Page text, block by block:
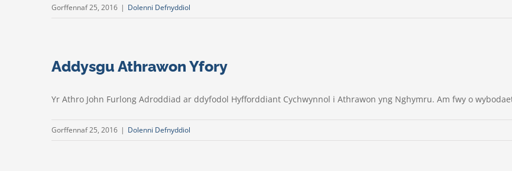
Gorffennaf 25, 2016 | Dolenni Defnyddiol
Addysgu Athrawon Yfory
Yr Athro John Furlong Adroddiad ar ddyfodol Hyfforddiant Cychwynnol i Athrawon yng Nghymru. Am fwy o
Gorffennaf 25, 2016 | Dolenni Defnyddiol